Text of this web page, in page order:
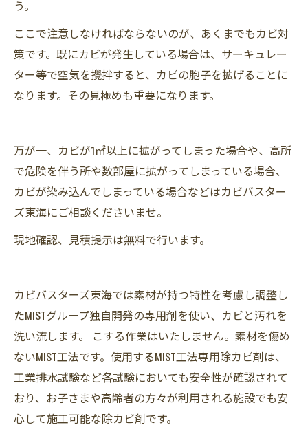
う。
ここで注意しなければならないのが、あくまでもカビ対
策です。既にカビが発生している場合は、サーキュレー
ター等で空気を攪拌すると、カビの胞子を拡げることに
なります。その見極めも重要になります。
万が一、カビが1㎡以上に拡がってしまった場合や、高所
で危険を伴う所や数部屋に拡がってしまっている場合、
カビが染み込んでしまっている場合などはカビバスター
ズ東海にご相談くださいませ。
現地確認、見積提示は無料で行います。
カビバスターズ東海では素材が持つ特性を考慮し調整し
たMISTグループ独自開発の専用剤を使い、カビと汚れを
洗い流します。 こする作業はいたしません。素材を傷め
ないMIST工法です。使用するMIST工法専用除カビ剤は、
工業排水試験など各試験においても安全性が確認されて
おり、お子さまや高齢者の方々が利用される施設でも安
心して施工可能な除カビ剤です。